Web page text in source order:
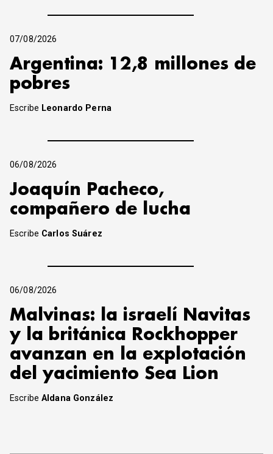
07/08/2026
Argentina: 12,8 millones de
pobres
Escribe Leonardo Perna
06/08/2026
Joaquín Pacheco,
compañero de lucha
Escribe Carlos Suárez
06/08/2026
Malvinas: la israelí Navitas
y la británica Rockhopper
avanzan en la explotación
del yacimiento Sea Lion
EscribeAldana González